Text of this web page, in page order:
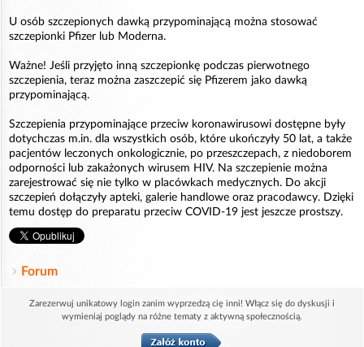
U osób szczepionych dawką przypominającą można stosować
szczepionki Pfizer lub Moderna.
Ważne! Jeśli przyjęto inną szczepionkę podczas pierwotnego
szczepienia, teraz można zaszczepić się Pfizerem jako dawką
przypominającą.
Szczepienia przypominające przeciw koronawirusowi dostępne były
dotychczas m.in. dla wszystkich osób, które ukończyły 50 lat, a także
pacjentów leczonych onkologicznie, po przeszczepach, z niedoborem
odporności lub zakażonych wirusem HIV. Na szczepienie można
zarejestrować się nie tylko w placówkach medycznych. Do akcji
szczepień dołączyły apteki, galerie handlowe oraz pracodawcy. Dzięki
temu dostęp do preparatu przeciw COVID-19 jest jeszcze prostszy.
Forum
Zarezerwuj unikatowy login zanim wyprzedzą cię inni! Włącz się do dyskusji i
wymieniaj poglądy na różne tematy z aktywną społecznością.